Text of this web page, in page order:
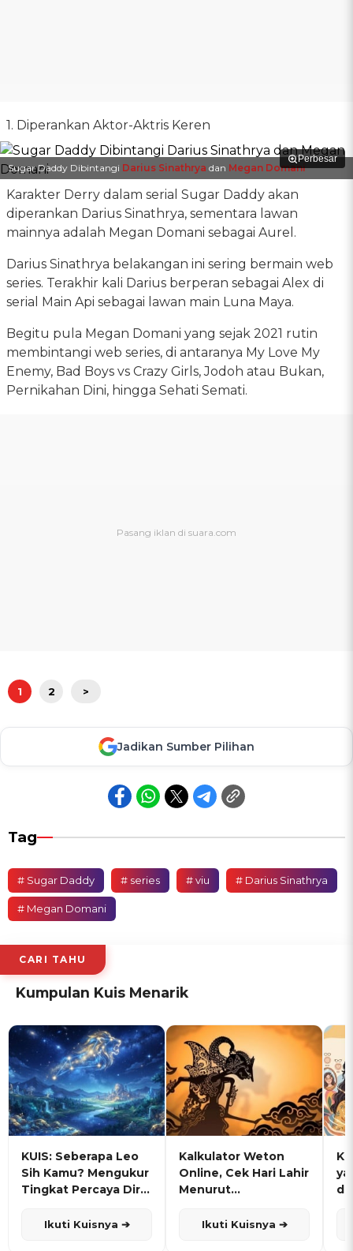
1. Diperankan Aktor-Aktris Keren
Perbesar
Sugar Daddy Dibintangi Darius Sinathrya dan Megan Domani
Karakter Derry dalam serial Sugar Daddy akan
diperankan Darius Sinathrya, sementara lawan
mainnya adalah Megan Domani sebagai Aurel.
Darius Sinathrya belakangan ini sering bermain web
series. Terakhir kali Darius berperan sebagai Alex di
serial Main Api sebagai lawan main Luna Maya.
Begitu pula Megan Domani yang sejak 2021 rutin
membintangi web series, di antaranya My Love My
Enemy, Bad Boys vs Crazy Girls, Jodoh atau Bukan,
Pernikahan Dini, hingga Sehati Semati.
1 2 >
Jadikan Sumber Pilihan
Tag
# Sugar Daddy # series # viu # Darius Sinathrya
# Megan Domani
CARI TAHU
Kumpulan Kuis Menarik
KUIS: Seberapa Leo
Sih Kamu? Mengukur
Tingkat Percaya Diri
Ikuti Kuisnya ➔
Kalkulator Weton
Online, Cek Hari Lahir
Menurut
Ikuti Kuisnya ➔